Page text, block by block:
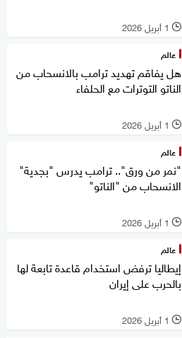
l 1 أبريل 2026
عالم
هل يفاقم تهديد ترامب بالانسحاب من
الناتو التوترات مع الحلفاء
l 1 أبريل 2026
عالم
"نمر من ورق".. ترامب يدرس "بجدية"
الانسحاب من "الناتو"
l 1 أبريل 2026
عالم
إيطاليا ترفض استخدام قاعدة تابعة لها
بالحرب على إيران
l 1 أبريل 2026